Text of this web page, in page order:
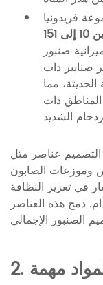
فريدونيا
تستهلك تكاليف البحث والتطوير ما بين 10 إلى 151
صنبور
صنابير ذات
مما
ذات
عناصر مثل
وموزعات الصابون
في تعزيز النظافة
دمج هذه العناصر
الصنبور الإجمالي
مهمة